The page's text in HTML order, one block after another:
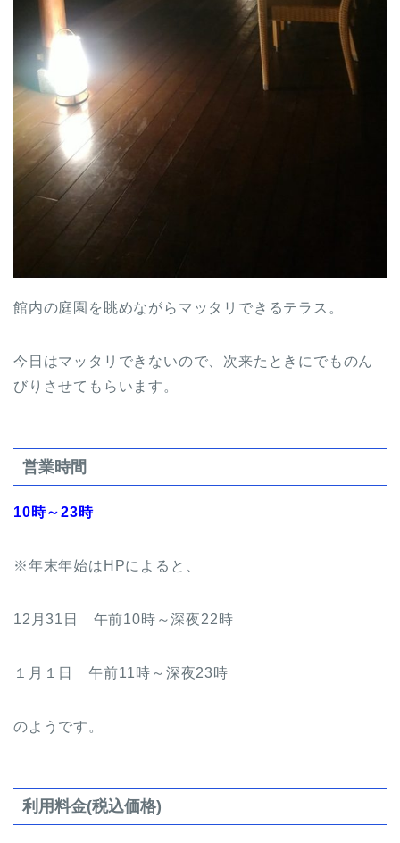
館内の庭園を眺めながらマッタリできるテラス。
今日はマッタリできないので、次来たときにでものん
びりさせてもらいます。
営業時間
10時～23時
※年末年始はHPによると、
12月31日 午前10時～深夜22時
１月１日 午前11時～深夜23時
のようです。
利用料金(税込価格)